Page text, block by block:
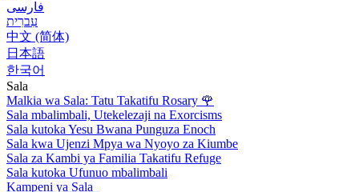
فارسی
עִברִית
中文 (简体)
日本語
한국어
Sala
Malkia wa Sala: Tatu Takatifu Rosary 🌹
Sala mbalimbali, Utekelezaji na Exorcisms
Sala kutoka Yesu Bwana Punguza Enoch
Sala kwa Ujenzi Mpya wa Nyoyo za Kiumbe
Sala za Kambi ya Familia Takatifu Refuge
Sala kutoka Ufunuo mbalimbali
Kampeni ya Sala